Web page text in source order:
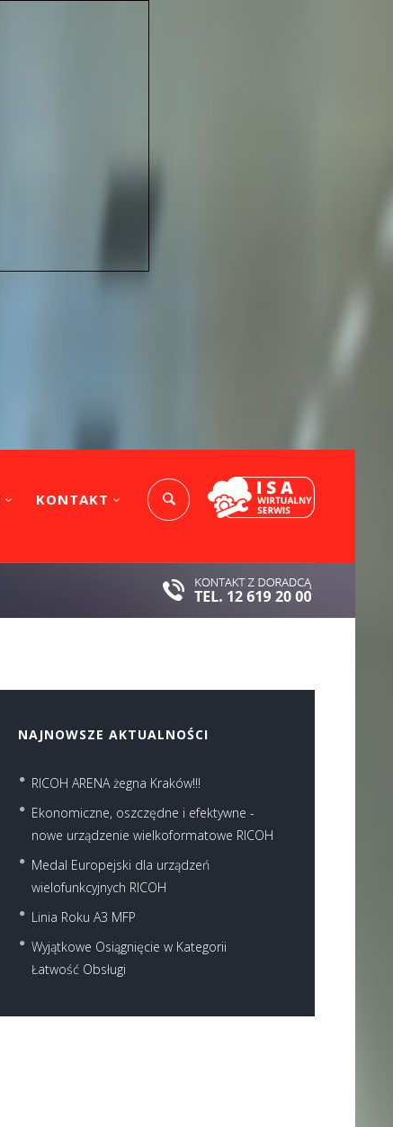
KONTAKT
Next item
NAJNOWSZE AKTUALNOŚCI
RICOH ARENA żegna Kraków!!!
Ekonomiczne, oszczędne i efektywne -
nowe urządzenie wielkoformatowe RICOH
Medal Europejski dla urządzeń
wielofunkcyjnych RICOH
Linia Roku A3 MFP
Wyjątkowe Osiągnięcie w Kategorii
Łatwość Obsługi